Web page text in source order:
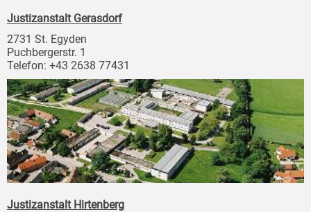
Justizanstalt Gerasdorf
2731 St. Egyden
Puchbergerstr. 1
Telefon: +43 2638 77431
Justizanstalt Hirtenberg